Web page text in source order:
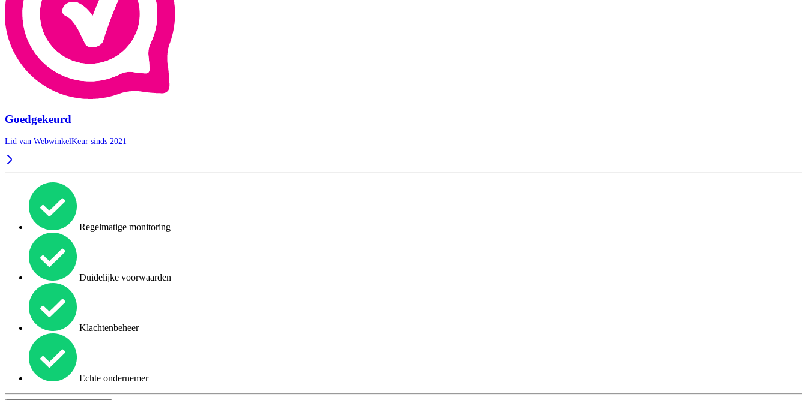
Goedgekeurd
Lid van WebwinkelKeur sinds 2021
Regelmatige monitoring
Duidelijke voorwaarden
Klachtenbeheer
Echte ondernemer